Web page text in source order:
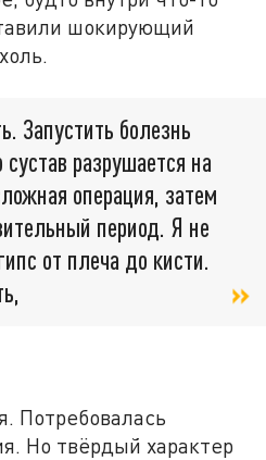
шокирующий
Запустить болезнь
разрушается на
операция, затем
период. Я не
от плеча до кисти.
Потребовалась
Но твёрдый характер